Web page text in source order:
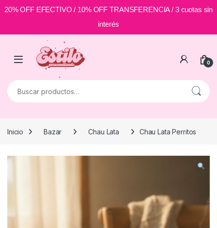
20% OFF EFECTIVO / 10% OFF TRANSFERENCIA / 3 cuotas sin
interés
Skip to navigation
0
Buscar por:
Inicio Bazar Chau Lata Chau Lata Perritos